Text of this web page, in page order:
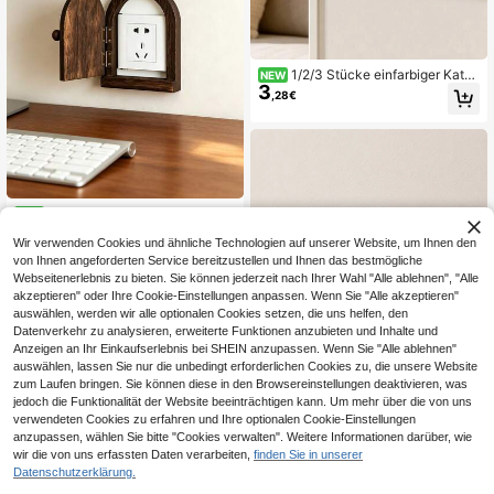
elektrisch), handgefertigtes Holzde
sign, dekorative Steckdosenabdec
kung, massive Holz-Bogen-Schalte
r-Dekobox, rustikaler Landhausstil,
Steckdosen-Wandabdeckung, Bedi
enfeld, geeignet für Wohnzimmerwa
nd, Schlafzimmerdekoration, Heimd
ekoration, anwendbar für Hotel, B&
B, Küchen-Steckdosen-Dekobox-S
chutz, Aufwertung der Raumästheti
k
5 ,77€
NEW 1/2/3 Stücke einfarbiger Katze
n-förmiger Dekorationsrahmen, Wo
hnzimmer, Schlafzimmer Lichtschal
3,28€
NEW 1 Stück süße Cartoon-Katzen
Wir verwenden Cookies und ähnliche Technologien auf unserer Website, um Ihnen den
von Ihnen angeforderten Service bereitzustellen und Ihnen das bestmögliche
Webseitenerlebnis zu bieten. Sie können jederzeit nach Ihrer Wahl "Alle ablehnen", "Alle
akzeptieren" oder Ihre Cookie-Einstellungen anpassen. Wenn Sie "Alle akzeptieren"
auswählen, werden wir alle optionalen Cookies setzen, die uns helfen, den
Datenverkehr zu analysieren, erweiterte Funktionen anzubieten und Inhalte und
Anzeigen an Ihr Einkaufserlebnis bei SHEIN anzupassen. Wenn Sie "Alle ablehnen"
auswählen, lassen Sie nur die unbedingt erforderlichen Cookies zu, die unsere Website
zum Laufen bringen. Sie können diese in den Browsereinstellungen deaktivieren, was
jedoch die Funktionalität der Website beeinträchtigen kann. Um mehr über die von uns
verwendeten Cookies zu erfahren und Ihre optionalen Cookie-Einstellungen
anzupassen, wählen Sie bitte "Cookies verwalten". Weitere Informationen darüber, wie
wir die von uns erfassten Daten verarbeiten, finden Sie in unserer
Datenschutzerklärung.